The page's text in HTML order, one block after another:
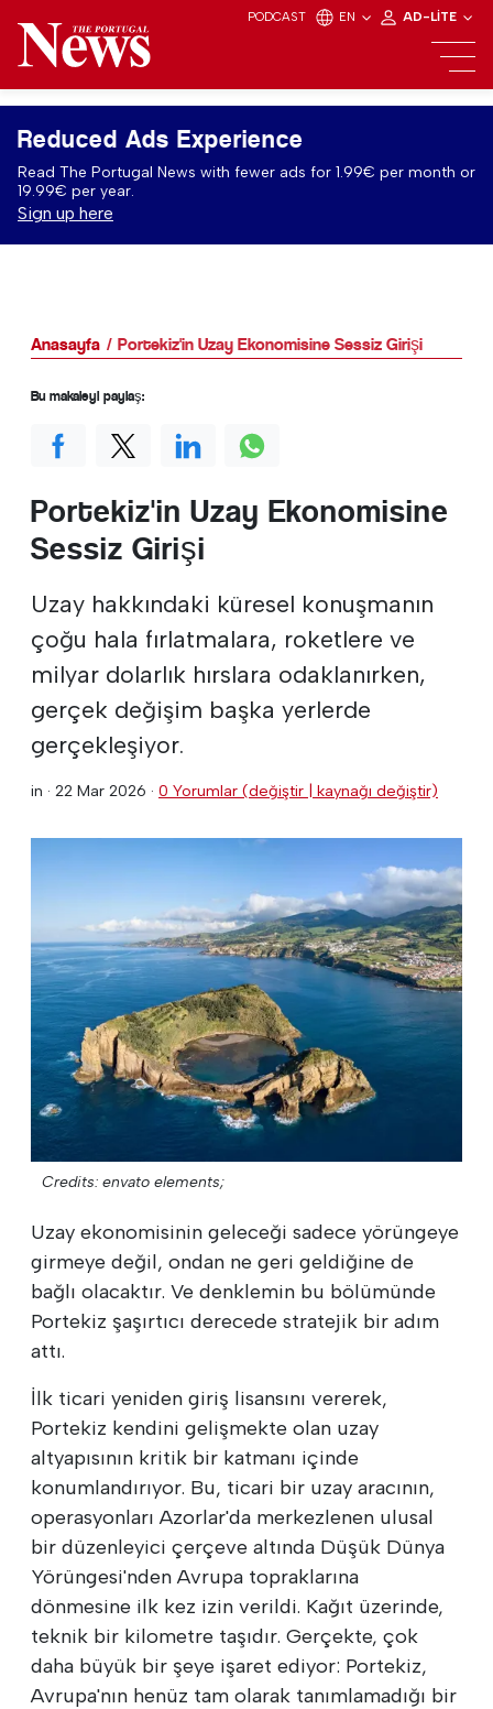
PODCAST EN AD-LITE
Reduced Ads Experience
Read The Portugal News with fewer ads for 1.99€ per month or
19.99€ per year.
Sign up here
Anasayfa Portekiz'in Uzay Ekonomisine Sessiz Girişi
Portekiz'in Uzay Ekonomisine
Sessiz Girişi
Uzay hakkındaki küresel konuşmanın
çoğu hala fırlatmalara, roketlere ve
milyar dolarlık hırslara odaklanırken,
gerçek değişim başka yerlerde
gerçekleşiyor.
in · 22 Mar 2026 · 0 Yorumlar (değiştir | kaynağı değiştir)
Credits: envato elements;
Uzay ekonomisinin geleceği sadece yörüngeye
girmeye değil, ondan ne geri geldiğine de
bağlı olacaktır. Ve denklemin bu bölümünde
Portekiz şaşırtıcı derecede stratejik bir adım
attı.
İlk ticari yeniden giriş lisansını vererek,
Portekiz kendini gelişmekte olan uzay
altyapısının kritik bir katmanı içinde
konumlandırıyor. Bu, ticari bir uzay aracının,
operasyonları Azorlar'da merkezlenen ulusal
bir düzenleyici çerçeve altında Düşük Dünya
Yörüngesi'nden Avrupa topraklarına
dönmesine ilk kez izin verildi. Kağıt üzerinde,
teknik bir kilometre taşıdır. Gerçekte, çok
daha büyük bir şeye işaret ediyor: Portekiz,
Avrupa'nın henüz tam olarak tanımlamadığı bir
Bu makaleyi paylaş: